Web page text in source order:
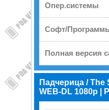
Опер.системы
Софт/
Полная версия
Падчерица / The
WEB-DL 1080p | P